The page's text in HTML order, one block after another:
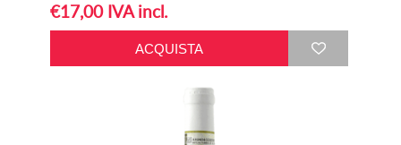
€17,00 IVA incl.